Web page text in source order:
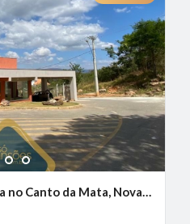
2 3
Lote de 1.000 m² à Venda no Canto da Mata, Nova Lima - MG